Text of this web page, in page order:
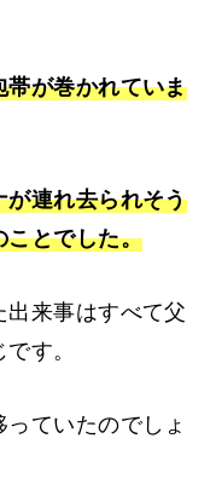
帯が巻かれていま
が連れ去られそう
ことでした。
来事はすべて父
す。
ていたのでしょ